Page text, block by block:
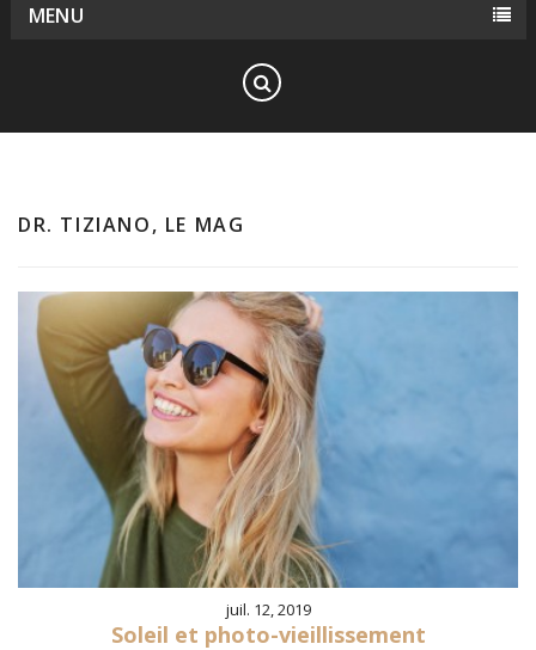
MENU
DR. TIZIANO, LE MAG
juil. 12, 2019
Soleil et photo-vieillissement